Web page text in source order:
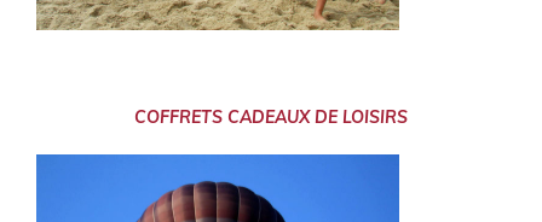
COFFRETS CADEAUX DE LOISIRS